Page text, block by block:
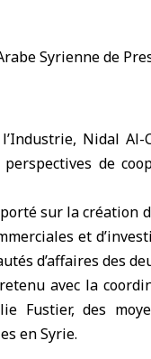
, Nidal Al-
de
sur la création
et
d’affaires des
avec la
Fustier, des
en Syrie.